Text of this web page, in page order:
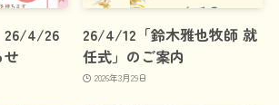
26/4/26
26/4/12「鈴木雅也牧師 就
任式」のご案内
2026年3月29日